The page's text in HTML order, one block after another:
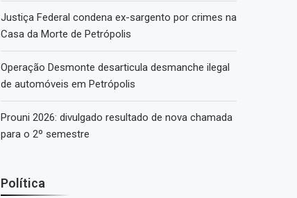
Justiça Federal condena ex-sargento por crimes na
Casa da Morte de Petrópolis
Operação Desmonte desarticula desmanche ilegal
de automóveis em Petrópolis
Prouni 2026: divulgado resultado de nova chamada
para o 2º semestre
Política